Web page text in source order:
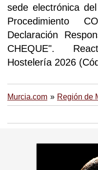
sede electrónica
Procedimiento
Declaración
CHEQUE".
Hostelería 2026
Murcia.com Región de